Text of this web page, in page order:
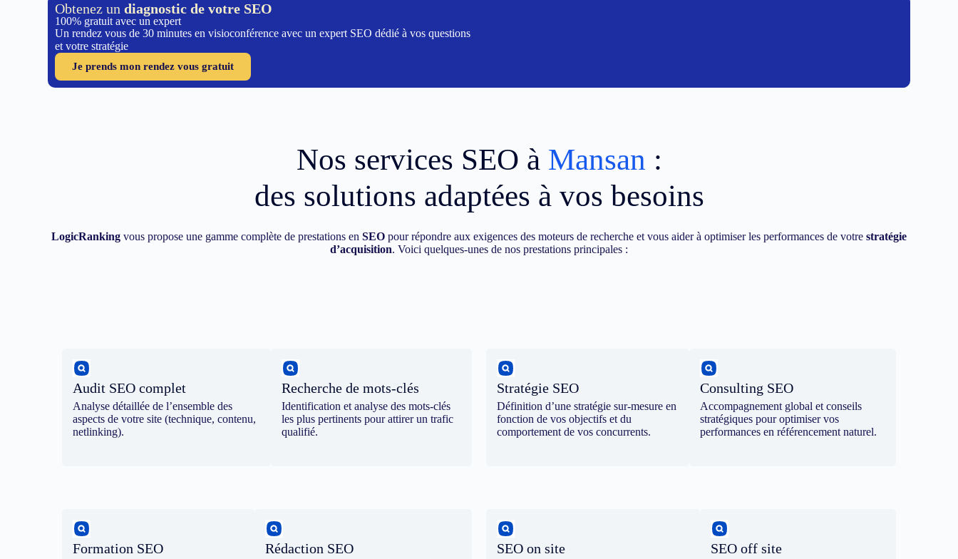
Obtenez undiagnostic de votre SEO
100% gratuit avec un expert
Un rendez vous de 30 minutes en visioconférence avec un expert SEO dédié à vos questions
et votre stratégie
Je prends mon rendez vous gratuit
Nos services SEO à Mansan :
des solutions adaptées à vos besoins
LogicRanking vous propose une gamme complète de prestations en SEO pour répondre aux exigences des moteurs de recherche et vous aider à optimiser les performances de votre stratégie
d’acquisition. Voici quelques-unes de nos prestations principales :
Audit SEO complet
Analyse détaillée de l’ensemble des
aspects de votre site (technique, contenu,
netlinking).
Recherche de mots-clés
Identification et analyse des mots-clés
les plus pertinents pour attirer un trafic
qualifié.
Stratégie SEO
Définition d’une stratégie sur-mesure en
fonction de vos objectifs et du
comportement de vos concurrents.
Consulting SEO
Accompagnement global et conseils
stratégiques pour optimiser vos
performances en référencement naturel.
Formation SEO Rédaction SEO SEO on site SEO off site